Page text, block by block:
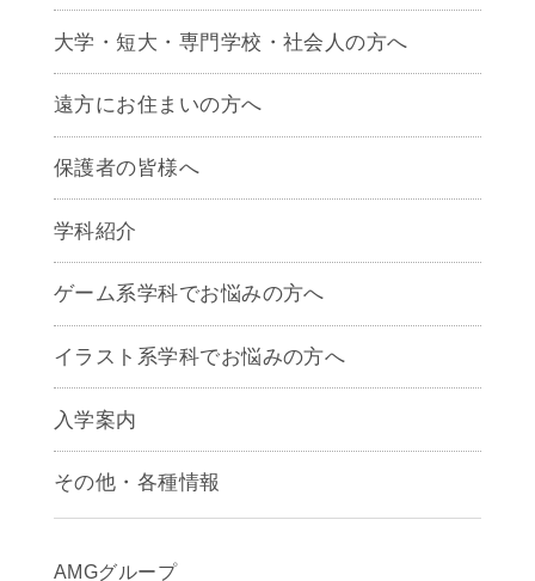
大学・短大・専門学校・社会人の方へ
遠方にお住まいの方へ
保護者の皆様へ
学科紹介
ゲームクリエイター学科
CG学科
アニメーション学科
声優学科
ゲーム系学科でお悩みの方へ
イラスト系学科でお悩みの方へ
入学案内
募集要項
早期出願制度・AOエントリー
入学までの流れ
その他・各種情報
アクセス
サイトポリシー
AMGグループ